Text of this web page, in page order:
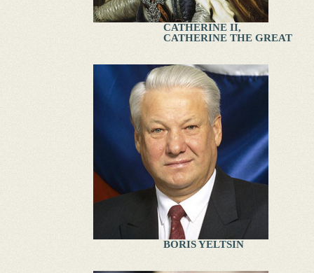
CATHERINE II,
CATHERINE THE GREAT
BORIS YELTSIN